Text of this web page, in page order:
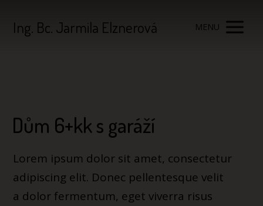
Ing. Bc. Jarmila Elznerová MENU
Dům 6+kk s garáží
Lorem ipsum dolor sit amet, consectetur
adipiscing elit. Donec pellentesque velit
a dolor fermentum, eget viverra risus